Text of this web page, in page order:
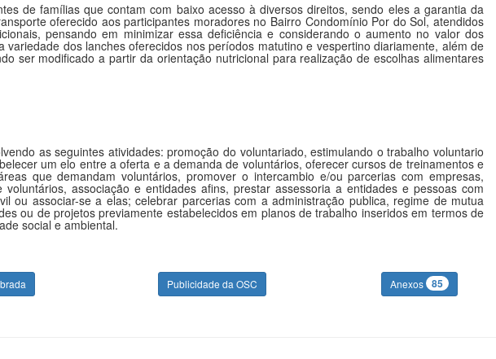
de famílias que contam com baixo acesso à diversos direitos, sendo eles a garantia da
oferecido aos participantes moradores no Bairro Condomínio Por do Sol, atendidos
pensando em minimizar essa deficiência e considerando o aumento no valor dos
dos lanches oferecidos nos períodos matutino e vespertino diariamente, além de
ser modificado a partir da orientação nutricional para realização de escolhas alimentares
as seguintes atividades: promoção do voluntariado, estimulando o trabalho voluntario
um elo entre a oferta e a demanda de voluntários, oferecer cursos de treinamentos e
que demandam voluntários, promover o intercambio e/ou parcerias com empresas,
associação e entidades afins, prestar assessoria a entidades e pessoas com
ou associar-se a elas; celebrar parcerias com a administração publica, regime de mutua
ou de projetos previamente estabelecidos em planos de trabalho inseridos em termos de
social e ambiental.
Publicidade da OSC Anexos 85